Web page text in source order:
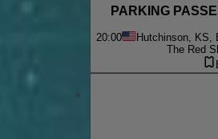
PARKING
20:00 Hutchinson, KS,
The Red